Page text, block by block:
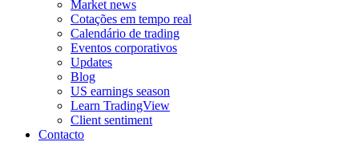
Market news
Cotações em tempo real
Calendário de trading
Eventos corporativos
Updates
Blog
US earnings season
Learn TradingView
Client sentiment
Contacto